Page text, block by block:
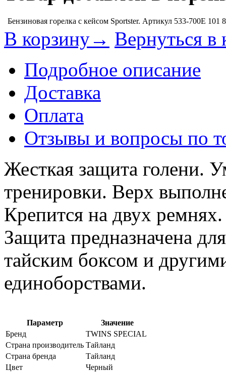
Бензиновая горелка с кейсом Sportster. Артикул 533-700E 101
В корзину→ Вернуться в
Подробное описание
Доставка
Оплата
Отзывы и вопросы по
Жесткая защита голени.
тренировки. Верх
Крепится на двух ремнях.
Защита предназначена
тайским боксом и
единоборствами.
Параметр
Значение
Бренд
TWINS SPECIAL
Страна производитель Тайланд
Страна бренда
Тайланд
Цвет
Черный